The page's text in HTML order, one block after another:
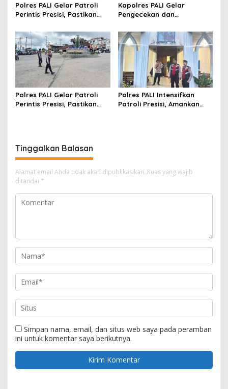
Polres PALI Gelar Patroli
Perintis Presisi, Pastikan
Kapolres PALI Gelar
Pengecekan dan
Dinas,Tegaskan Kesiapan
Operasional 2025
Polres PALI Gelar Patroli
Perintis Presisi, Pastikan
Polres PALI Intensifkan
Patroli Presisi, Amankan
Tinggalkan Balasan
Alamat email Anda tidak akan dipublikasikan. Ruas yang wajib
ditandai *
Simpan nama, email, dan situs web saya pada peramban
ini untuk komentar saya berikutnya.